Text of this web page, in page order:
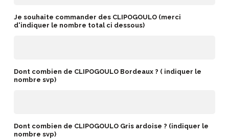
Je souhaite commander des CLIPOGOULO (merci
d'indiquer le nombre total ci dessous)
Dont combien de CLIPOGOULO Bordeaux ? ( indiquer le
nombre svp)
Dont combien de CLIPOGOULO Gris ardoise ? (indiquer le
nombre svp)